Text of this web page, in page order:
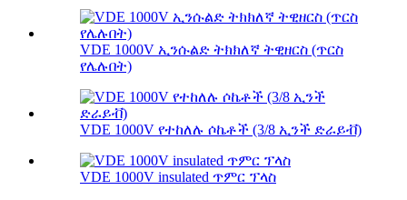
VDE 1000V ኢንሱልድ ትክክለኛ ትዊዘርስ (ጥርስ
የሌሉበት)
VDE 1000V የተከለሉ ሶኬቶች (3/8 ኢንች ድራይቭ)
VDE 1000V insulated ጥምር ፕላስ